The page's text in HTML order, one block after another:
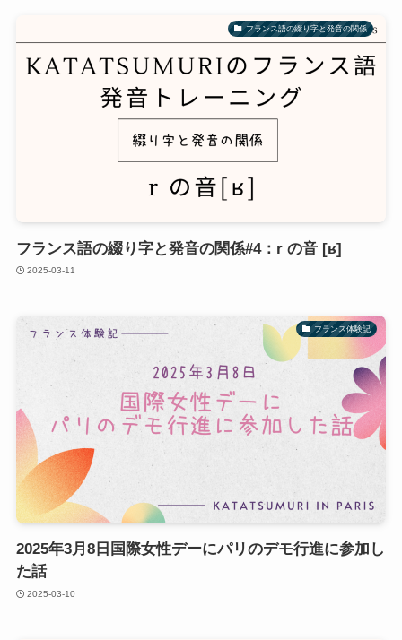
フランス語の綴り字と発音の関係
フランス語の綴り字と発音の関係#4：r の音 [ʁ]
2025-03-11
フランス体験記
2025年3月8日国際女性デーにパリのデモ行進に参加し
た話
2025-03-10